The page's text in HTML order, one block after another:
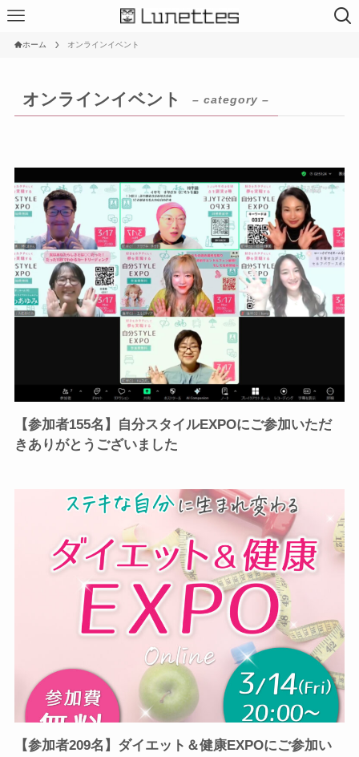
ホーム オンラインイベント
オンラインイベント – category –
【参加者155名】自分スタイルEXPOにご参加いただ
きありがとうございました
【参加者209名】ダイエット＆健康EXPOにご参加い